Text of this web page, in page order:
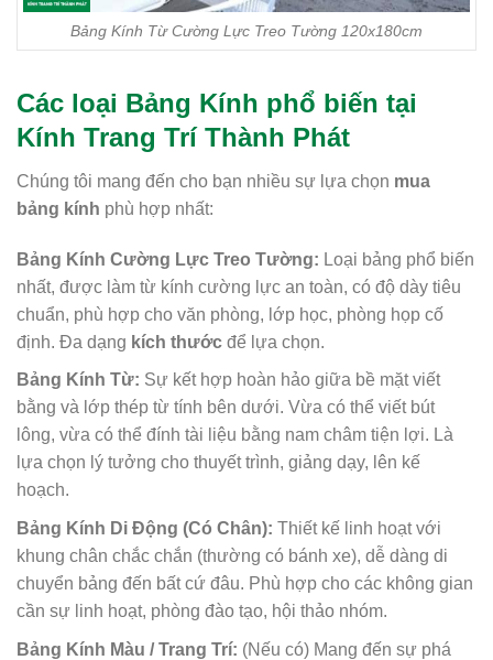
Bảng Kính Từ Cường Lực Treo Tường 120x180cm
Các loại Bảng Kính phổ biến tại
Kính Trang Trí Thành Phát
Chúng tôi mang đến cho bạn nhiều sự lựa chọn mua
bảng kính phù hợp nhất:
Bảng Kính Cường Lực Treo Tường: Loại bảng phổ biến
nhất, được làm từ kính cường lực an toàn, có độ dày tiêu
chuẩn, phù hợp cho văn phòng, lớp học, phòng họp cố
định. Đa dạng kích thước để lựa chọn.
Bảng Kính Từ: Sự kết hợp hoàn hảo giữa bề mặt viết
bằng và lớp thép từ tính bên dưới. Vừa có thể viết bút
lông, vừa có thể đính tài liệu bằng nam châm tiện lợi. Là
lựa chọn lý tưởng cho thuyết trình, giảng dạy, lên kế
hoạch.
Bảng Kính Di Động (Có Chân): Thiết kế linh hoạt với
khung chân chắc chắn (thường có bánh xe), dễ dàng di
chuyển bảng đến bất cứ đâu. Phù hợp cho các không gian
cần sự linh hoạt, phòng đào tạo, hội thảo nhóm.
Bảng Kính Màu / Trang Trí: (Nếu có) Mang đến sự phá